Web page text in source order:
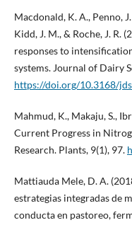
Macdonald, K. A., Penno,
Kidd, J. M., & Roche, J. R.
responses to
systems. Journal of Dairy
https://doi.org/10.3168/
Mahmud, K., Makaju, S.,
Current Progress in
Research. Plants, 9(1), 97.
Mattiauda Mele, D. A.
estrategias integradas de
conducta en pastoreo,